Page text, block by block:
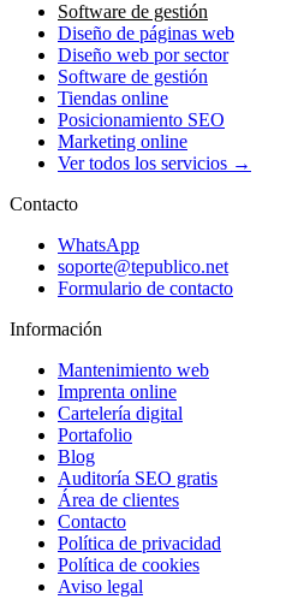
Software de gestión
Diseño de páginas web
Diseño web por sector
Software de gestión
Tiendas online
Posicionamiento SEO
Marketing online
Ver todos los servicios →
Contacto
WhatsApp
soporte@tepublico.net
Formulario de contacto
Información
Mantenimiento web
Imprenta online
Cartelería digital
Portafolio
Blog
Auditoría SEO gratis
Área de clientes
Contacto
Política de privacidad
Política de cookies
Aviso legal